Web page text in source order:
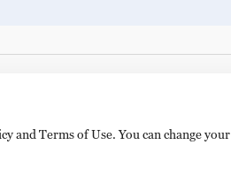
and Terms of Use. You can change your